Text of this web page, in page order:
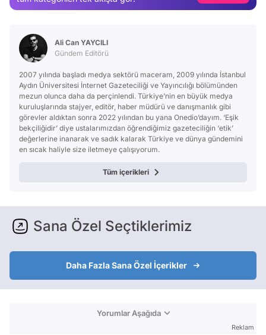
Ali Can YAYCILI
Gündem Editörü
2007 yılında başladı medya sektörü maceram, 2009 yılında İstanbul
Aydın Üniversitesi İnternet Gazeteciliği ve Yayıncılığı bölümünden
mezun olunca daha da perçinlendi. Türkiye’nin en büyük medya
kuruluşlarında stajyer, editör, haber müdürü ve danışmanlık gibi
görevler aldıktan sonra 2022 yılından bu yana Onedio’dayım. ‘Eşik
bekçiliğidir’ diye ustalarımızdan öğrendiğimiz gazeteciliğin ‘etik’
değerlerine inanarak ve sadık kalarak Türkiye ve dünya gündemini
en sıcak haliyle size iletmeye çalışıyorum.
Tüm içerikleri
Sana Özel Seçtiklerimiz
Daha Fazla Sana Özel İçerikler
Yorumlar Aşağıda
Reklam